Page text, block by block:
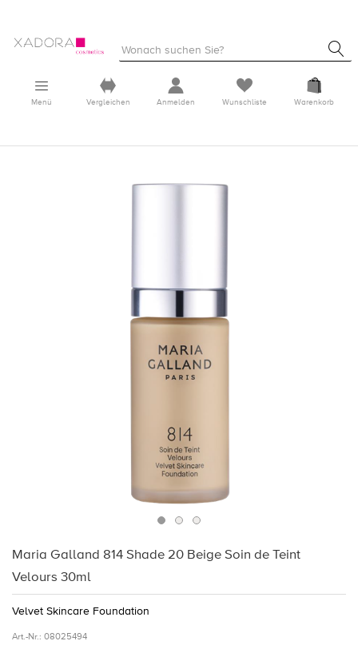
Menü Vergleichen Anmelden Wunschliste Warenkorb
Maria Galland 814 Shade 20 Beige Soin de Teint
Velours 30ml
Velvet Skincare Foundation
Art.-Nr.: 08025494